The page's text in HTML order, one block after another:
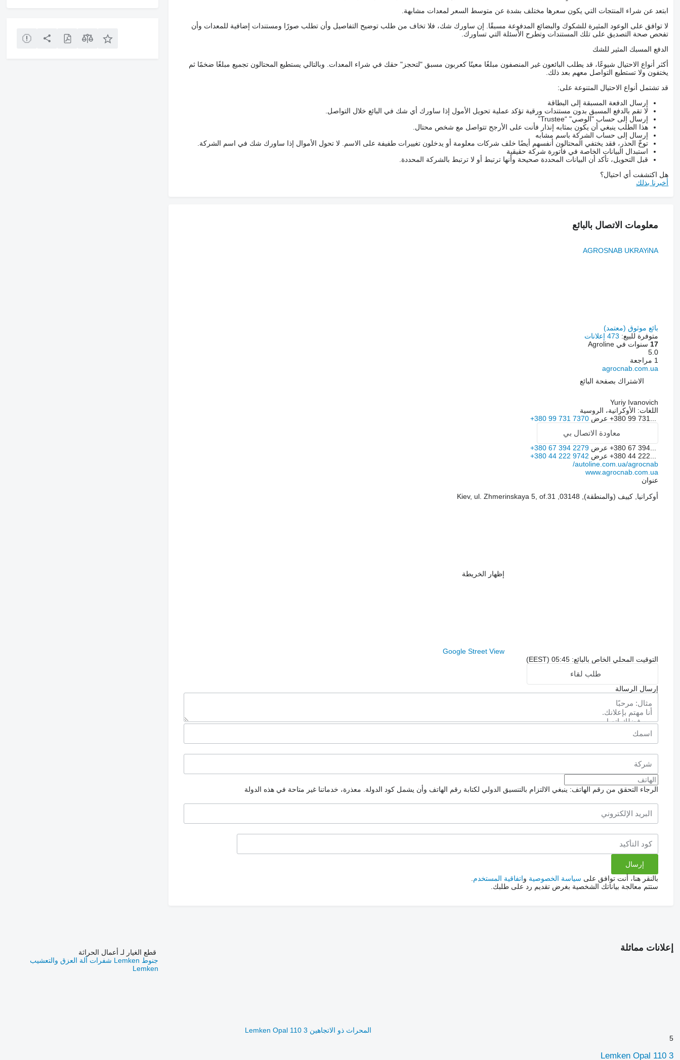
ابتعد عن شراء المنتجات التي يكون سعرها مختلف بشدة عن متوسط السعر لمعدات مشابهة.
لا توافق على الوعود المثيرة للشكوك والبضائع المدفوعة مسبقًا. إن ساورك شك، فلا تخاف من طلب توضيح التفاصيل وأن تطلب صورًا ومستندات إضافية للمعدات وأن
تفحص صحة التصديق على تلك المستندات وتطرح الأسئلة التي تساورك.
الدفع المسبك المثير للشك
أكثر أنواع الاحتيال شيوعًا، قد يطلب البائعون غير المنصفون مبلغًا معينًا كعربون مسبق "لتحجز" حقك في شراء المعدات. وبالتالي يستطيع المحتالون تجميع مبلغًا ضخمًا ثم
يختفون ولا تستطيع التواصل معهم بعد ذلك.
قد تشتمل أنواع الاحتيال المتنوعة على:
إرسال الدفعة المسبقة إلى البطاقة
لا تقم بالدفع المسبق بدون مستندات ورقية تؤكد عملية تحويل الأمول إذا ساورك أي شك في البائع خلال التواصل.
إرسال إلى حساب "الوصي" “Trustee”
هذا الطلب ينبغي أن يكون بمثابه إنذار فأنت على الأرجح تتواصل مع شخص محتال.
إرسال إلى حساب الشركة باسم مشابه
توخّ الحذر، فقد يختفي المحتالون أنفسهم أيضًا خلف شركات معلومة أو يدخلون تغييرات طفيفة على الاسم. لا تحول الأموال إذا ساورك شك في اسم الشركة.
استبدال البيانات الخاصة في فاتورة شركة حقيقية
قبل التحويل، تأكد أن البيانات المحددة صحيحة وأنها ترتبط أو لا ترتبط بالشركة المحددة.
هل اكتشفت أي احتيال؟
أخبرنا بذلك
معلومات الاتصال بالبائع
AGROSNAB UKRAYiNA
بائع موثوق (معتمد)
متوفرة للبيع: 473 إعلانات
17 سنوات في Agroline
5.0
1 مراجعة
agrocnab.com.ua
الاشتراك بصفحة البائع
Yuriy Ivanovich
اللغات: الأوكرانية، الروسية
+380 99 731... عرض +380 99 731 7370
معاودة الاتصال بي
+380 67 394... عرض +380 67 394 2279
+380 44 222... عرض +380 44 222 9742
autoline.com.ua/agrocnab/
www.agrocnab.com.ua
عنوان
أوكرانيا, كييف (والمنطقة), 03148, Kiev, ul. Zhmerinskaya 5, of.31
إظهار الخريطة
Google Street View
التوقيت المحلي الخاص بالبائع: 05:45 (EEST)
طلب لقاء
إرسال الرسالة
الرجاء التحقق من رقم الهاتف: ينبغي الالتزام بالتنسيق الدولي لكتابة رقم الهاتف وأن يشمل كود الدولة. معذرة، خدماتنا غير متاحة في هذه الدولة
بالنقر هنا، أنت توافق على سياسة الخصوصية واتفاقية المستخدم
ستتم معالجة بياناتك الشخصية بغرض تقديم رد على طلبك.
إعلانات مماثلة
المحراث ذو الاتجاهين Lemken Opal 110 3
5
Lemken Opal 110 3
قطع الغيار لـ أعمال الحراثة
جنوط Lemken
شفرات آلة العزق والتعشيب
Lemken